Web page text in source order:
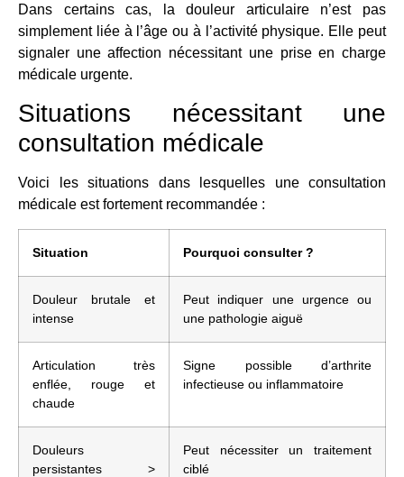
Dans certains cas, la douleur articulaire n’est pas
simplement liée à l’âge ou à l’activité physique. Elle peut
signaler une affection nécessitant une prise en charge
médicale urgente.
Situations nécessitant une
consultation médicale
Voici les situations dans lesquelles une consultation
médicale est fortement recommandée :
Situation Pourquoi consulter ?
Douleur brutale et
intense
Peut indiquer une urgence ou
une pathologie aiguë
Articulation très
enflée, rouge et
chaude
Signe possible d’arthrite
infectieuse ou inflammatoire
Douleurs
persistantes >
Peut nécessiter un traitement
ciblé